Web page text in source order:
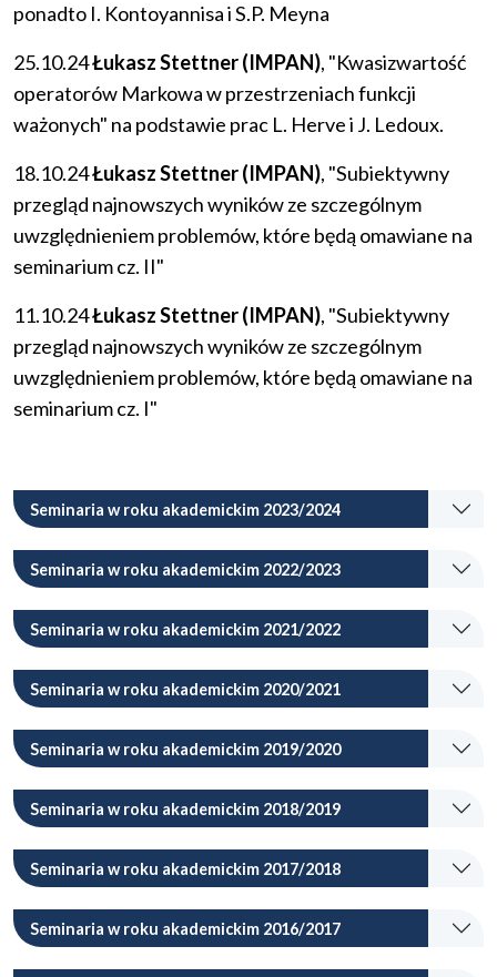
ponadto I. Kontoyannisa i S.P. Meyna
25.10.24Łukasz Stettner (IMPAN), "Kwasizwartość
operatorów Markowa w przestrzeniach funkcji
ważonych" na podstawie prac L. Herve i J. Ledoux.
18.10.24Łukasz Stettner (IMPAN), "Subiektywny
przegląd najnowszych wyników ze szczególnym
uwzględnieniem problemów, które będą omawiane na
seminarium cz. II"
11.10.24Łukasz Stettner (IMPAN), "Subiektywny
przegląd najnowszych wyników ze szczególnym
uwzględnieniem problemów, które będą omawiane na
seminarium cz. I"
Seminaria w roku akademickim 2023/2024
Seminaria w roku akademickim 2022/2023
Seminaria w roku akademickim 2021/2022
Seminaria w roku akademickim 2020/2021
Seminaria w roku akademickim 2019/2020
Seminaria w roku akademickim 2018/2019
Seminaria w roku akademickim 2017/2018
Seminaria w roku akademickim 2016/2017